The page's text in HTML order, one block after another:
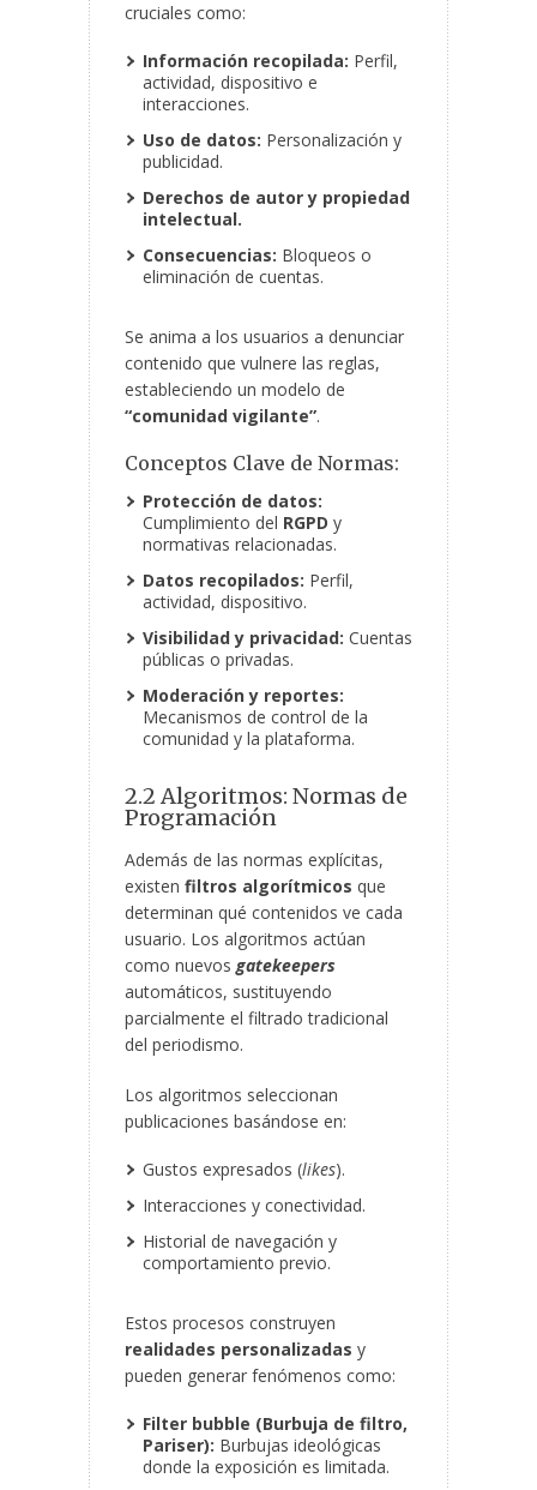
cruciales como:
Información recopilada: Perfil,
actividad, dispositivo e
interacciones.
Uso de datos: Personalización y
publicidad.
Derechos de autor y propiedad
intelectual.
Consecuencias: Bloqueos o
eliminación de cuentas.
Se anima a los usuarios a denunciar
contenido que vulnere las reglas,
estableciendo un modelo de
“comunidad vigilante”.
Conceptos Clave de Normas:
Protección de datos:
Cumplimiento del RGPD y
normativas relacionadas.
Datos recopilados: Perfil,
actividad, dispositivo.
Visibilidad y privacidad: Cuentas
públicas o privadas.
Moderación y reportes:
Mecanismos de control de la
comunidad y la plataforma.
2.2 Algoritmos: Normas de
Programación
Además de las normas explícitas,
existen filtros algorítmicos que
determinan qué contenidos ve cada
usuario. Los algoritmos actúan
como nuevosgatekeepers
automáticos, sustituyendo
parcialmente el filtrado tradicional
del periodismo.
Los algoritmos seleccionan
publicaciones basándose en:
Gustos expresados (likes).
Interacciones y conectividad.
Historial de navegación y
comportamiento previo.
Estos procesos construyen
realidades personalizadas y
pueden generar fenómenos como:
Filter bubble (Burbuja de filtro,
Pariser): Burbujas ideológicas
donde la exposición es limitada.